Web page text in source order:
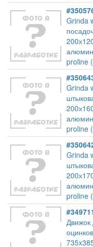
Grinda
proline
Grinda
proline
Grinda
proline
Движок